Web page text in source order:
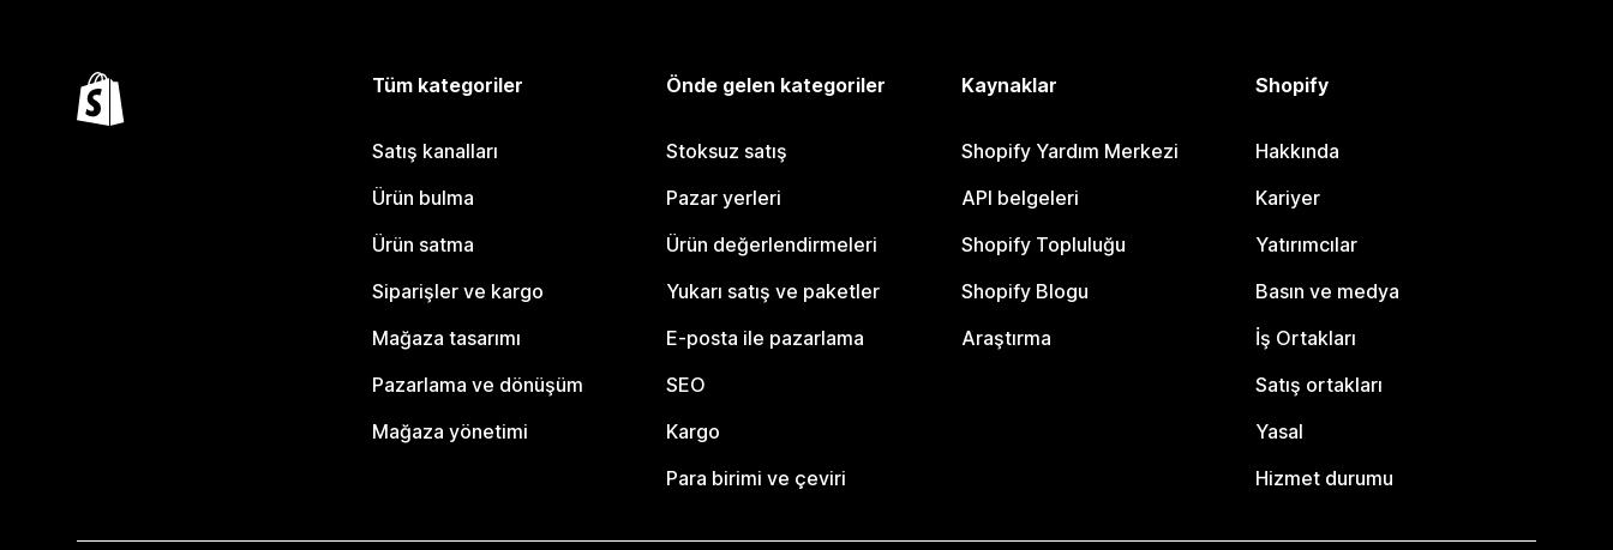
Tüm kategoriler
Satış kanalları
Ürün bulma
Ürün satma
Siparişler ve kargo
Mağaza tasarımı
Pazarlama ve dönüşüm
Mağaza yönetimi
Önde gelen kategoriler
Stoksuz satış
Pazar yerleri
Ürün değerlendirmeleri
Yukarı satış ve paketler
E-posta ile pazarlama
SEO
Kargo
Para birimi ve çeviri
Kaynaklar
Shopify Yardım Merkezi
API belgeleri
Shopify Topluluğu
Shopify Blogu
Araştırma
Shopify
Hakkında
Kariyer
Yatırımcılar
Basın ve medya
İş Ortakları
Satış ortakları
Yasal
Hizmet durumu